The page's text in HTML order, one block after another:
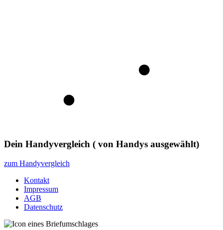
Dein Handyvergleich ( von Handys ausgewählt)
zum Handyvergleich
Kontakt
Impressum
AGB
Datenschutz